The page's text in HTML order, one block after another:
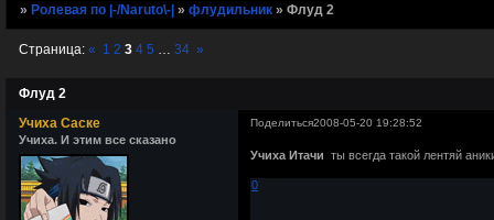
»Ролевая по |-/Naruto\-| »флудильник »Флуд 2
Флуд 2
Страница:« 1 2 3 4 5 … 34 »
Поделиться2008-05-20 19:28:52
Учиха Саске
Учиха. И этим все сказано
Учиха Итачи ты всегда такой лентяй
0